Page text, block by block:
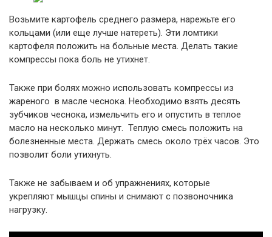
Возьмите картофель среднего размера, нарежьте его
кольцами (или еще лучше натереть). Эти ломтики
картофеля положить на больные места. Делать такие
компрессы пока боль не утихнет.
Также при болях можно использовать компрессы из
жареного в масле чеснока. Необходимо взять десять
зубчиков чеснока, измельчить его и опустить в теплое
масло на несколько минут. Теплую смесь положить на
болезненные места. Держать смесь около трёх часов. Это
позволит боли утихнуть.
Также не забываем и об упражнениях, которые
укрепляют мышцы спины и снимают с позвоночника
нагрузку.